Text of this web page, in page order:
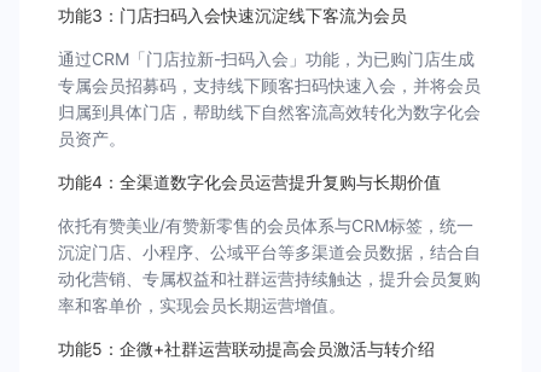
功能3：门店扫码入会快速沉淀线下客流为会员
通过CRM「门店拉新-扫码入会」功能，为已购门店生成
专属会员招募码，支持线下顾客扫码快速入会，并将会员
归属到具体门店，帮助线下自然客流高效转化为数字化会
员资产。
功能4：全渠道数字化会员运营提升复购与长期价值
依托有赞美业/有赞新零售的会员体系与CRM标签，统一
沉淀门店、小程序、公域平台等多渠道会员数据，结合自
动化营销、专属权益和社群运营持续触达，提升会员复购
率和客单价，实现会员长期运营增值。
功能5：企微+社群运营联动提高会员激活与转介绍